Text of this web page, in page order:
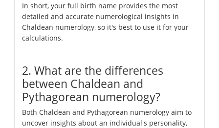
In short, your full birth name provides the most
detailed and accurate numerological insights in
Chaldean numerology, so it's best to use it for your
calculations.
2. What are the differences
between Chaldean and
Pythagorean numerology?
Both Chaldean and Pythagorean numerology aim to
uncover insights about an individual's personality,